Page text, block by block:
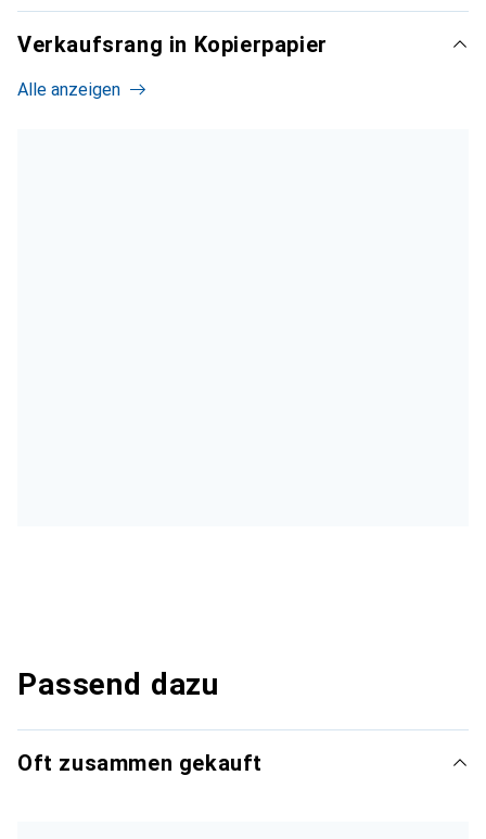
Verkaufsrang in Kopierpapier
Alle anzeigen
Passend dazu
Oft zusammen gekauft